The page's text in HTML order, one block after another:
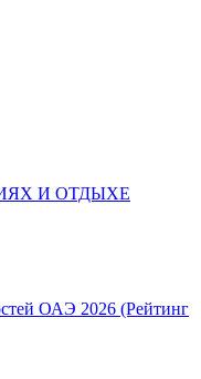
И ОТДЫХЕ
ОАЭ 2026 (Рейтинг